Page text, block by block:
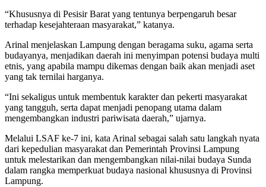
“Khususnya di Pesisir Barat yang tentunya berpengaruh besar
terhadap kesejahteraan masyarakat,” katanya.
Arinal menjelaskan Lampung dengan beragama suku, agama serta
budayanya, menjadikan daerah ini menyimpan potensi budaya multi
etnis, yang apabila mampu dikemas dengan baik akan menjadi aset
yang tak ternilai harganya.
“Ini sekaligus untuk membentuk karakter dan pekerti masyarakat
yang tangguh, serta dapat menjadi penopang utama dalam
mengembangkan industri pariwisata daerah,” ujarnya.
Melalui LSAF ke-7 ini, kata Arinal sebagai salah satu langkah nyata
dari kepedulian masyarakat dan Pemerintah Provinsi Lampung
untuk melestarikan dan mengembangkan nilai-nilai budaya Sunda
dalam rangka memperkuat budaya nasional khususnya di Provinsi
Lampung.